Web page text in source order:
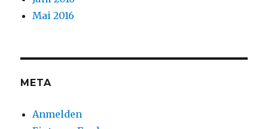
Mai 2016
META
Anmelden